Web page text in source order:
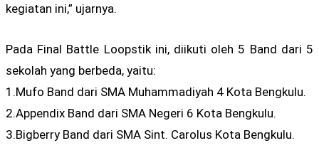
kegiatan ini,” ujarnya.
Pada Final Battle Loopstik ini, diikuti oleh 5 Band dari 5
sekolah yang berbeda, yaitu:
1.Mufo Band dari SMA Muhammadiyah 4 Kota Bengkulu.
2.Appendix Band dari SMA Negeri 6 Kota Bengkulu.
3.Bigberry Band dari SMA Sint. Carolus Kota Bengkulu.